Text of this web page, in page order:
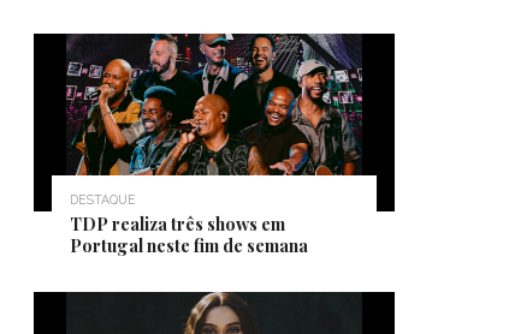
DESTAQUE
TDP realiza três shows em
Portugal neste fim de semana